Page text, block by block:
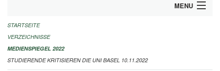
MENU
INFOS ZUM ED-MEDIENSPIEGEL
IMPRESSUM
STARTSEITE
VERZEICHNISSE
MEDIENSPIEGEL 2022
STUDIERENDE KRITISIEREN DIE UNI BASEL 10.11.2022